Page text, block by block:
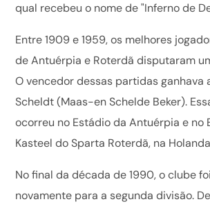
qual recebeu o nome de "Inferno de
Entre 1909 e 1959, os melhores
de Antuérpia e Roterdã disputaram
O vencedor dessas partidas ganhava
Scheldt (Maas-en Schelde Beker).
ocorreu no Estádio da Antuérpia e no
Kasteel do Sparta Roterdã, na
No final da década de 1990, o clube
novamente para a segunda divisão.